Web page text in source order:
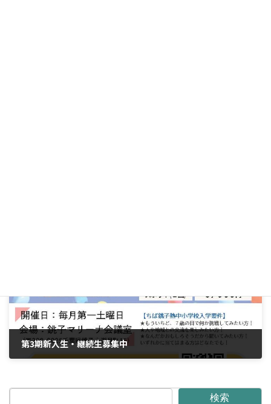
第3期新入生・継続生募集中
検索